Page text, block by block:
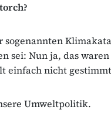
sei: Nun ja, das
einfach nicht
Umweltpolitik.